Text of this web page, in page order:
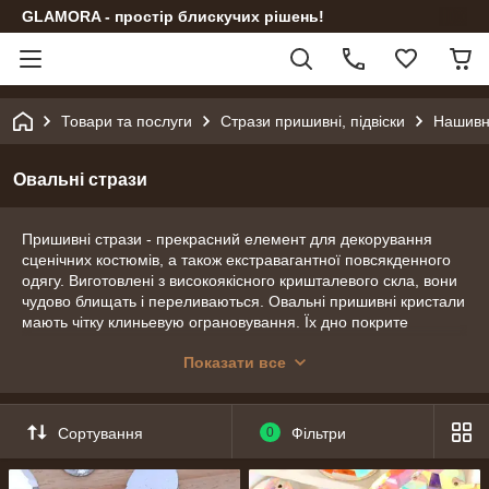
GLAMORA - простір блискучих рішень!
Товари та послуги Стрази пришивні, підвіски
Овальні стрази
Пришивні стрази - прекрасний елемент для декорування
сценічних костюмів, а також екстравагантної повсякденного
одягу. Виготовлені з високоякісного кришталевого скла, вони
чудово блищать і переливаються. Овальні пришивні кристали
мають чітку клиньевую ограновування. Їх дно покрите
Воно охороняє камінь від відколів, а також посилює
розташовуються два акуратні отвори для пришивання до
тканини. Пришиваються стрази, як правило, мононитью або
ниткою для шкіри. Тонкі і міцні полімерні нитки забезпечать
надійну фіксацію і тривалу службу кристалів.
Показати все
Сортування 0 Фільтри